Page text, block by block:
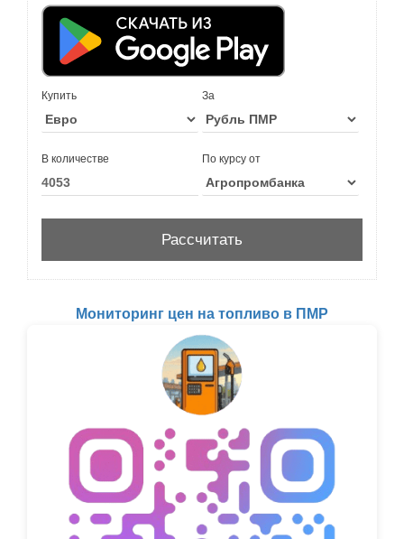
Купить За
В количестве По курсу от
Мониторинг цен на топливо в ПМР